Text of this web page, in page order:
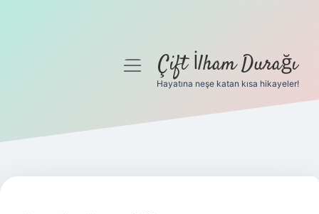
Gizlilik Politikası
Yasal Uyarı
menüyüÇift İlham Durağı
Hayatına neşe katan kısa hikayeler!